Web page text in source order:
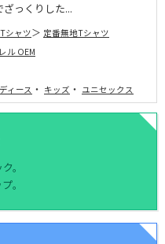
っくりした...
Tシャツ 定番無地Tシャツ
ル OEM
ィース ・ キッズ ・ ユニセックス
。
。